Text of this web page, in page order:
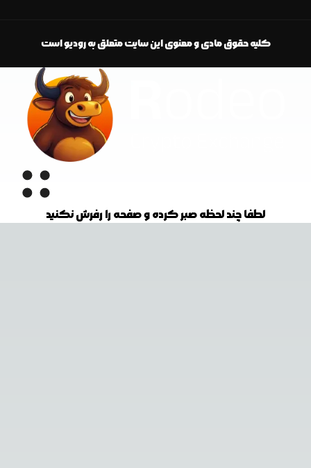
کلیه حقوق مادی و معنوی این سایت متعلق به رودیو است
لطفا چند لحظه صبر کرده و صفحه را رفرش نکنید